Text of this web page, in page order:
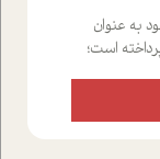
به عنوان
است؛
کرده ایم